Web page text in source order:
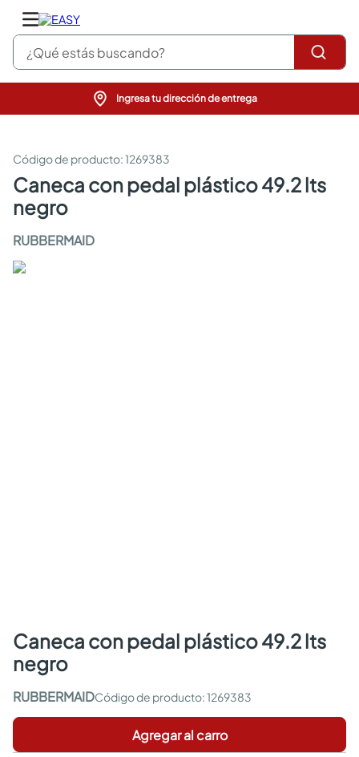
¿Qué estás buscando?
Ingresa tu dirección de entrega
:1269383
caneca con pedal plástico 49.2 lts
negro
RUBBERMAID
caneca con pedal plástico 49.2 lts
negro
RUBBERMAID :1269383
Agregar al carro
pinturas
sanitarios
comedor
escritorio
comedores
armarios closet